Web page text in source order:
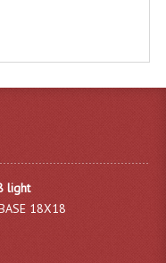
800MHZ
light
18X18